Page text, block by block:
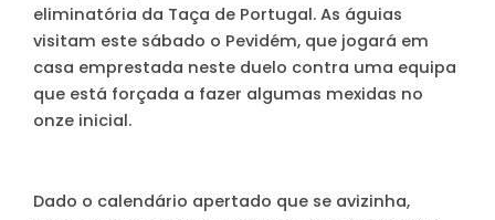
eliminatória da Taça de Portugal. As águias
visitam este sábado o Pevidém, que jogará em
casa emprestada neste duelo contra uma equipa
que está forçada a fazer algumas mexidas no
onze inicial.
Dado o calendário apertado que se avizinha,